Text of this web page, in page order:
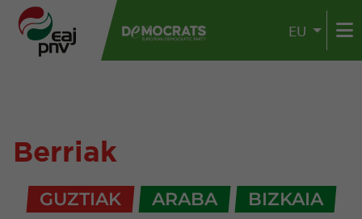
EU
Berriak
GUZTIAK ARABA
BIZKAIA